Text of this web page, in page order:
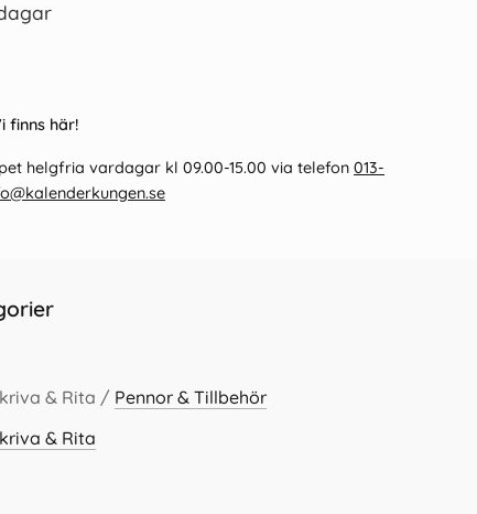
finns här!
helgfria vardagar kl 09.00-15.00 via telefon 013-
& Rita / Pennor & Tillbehör
& Rita